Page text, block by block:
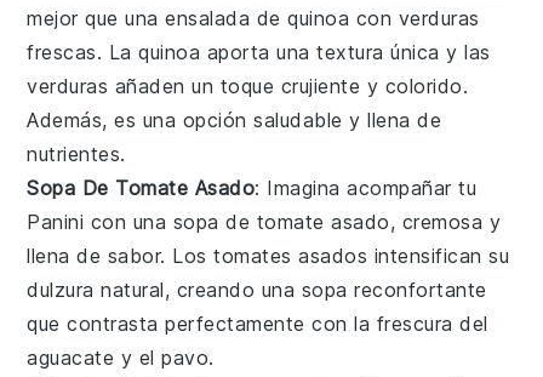
mejor que unaensalada dequinoa con verduras
frescas. Laquinoa aporta una textura única y las
verduras añaden un toque crujiente y colorido.
Además, es una opción saludable y llena de
nutrientes.
Sopa De Tomate Asado: Imagina acompañar tu
Panini con una sopa de tomate asado, cremosa y
llena de sabor. Lostomates asados intensifican su
dulzura natural, creando una sopa reconfortante
que contrasta perfectamente con la frescura del
aguacate y elpavo.